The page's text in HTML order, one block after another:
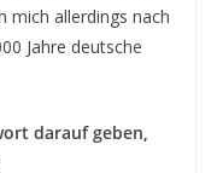
mich allerdings nach
Jahre deutsche
darauf geben,